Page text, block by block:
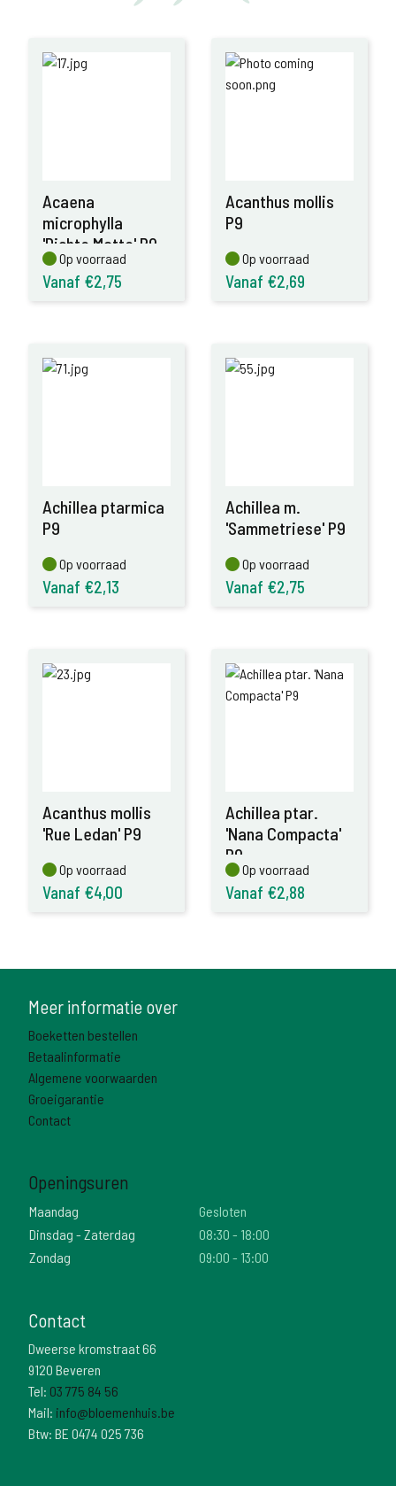
Acaena
microphylla
'Dichte Matte' P9
Op voorraad
Op voorraad
Vanaf €2,75
Acanthus mollis
P9
Op voorraad
Op voorraad
Vanaf €2,69
Achillea ptarmica
P9
Op voorraad
Op voorraad
Vanaf €2,13
Achillea m.
'Sammetriese' P9
Op voorraad
Op voorraad
Vanaf €2,75
Acanthus mollis
'Rue Ledan' P9
Op voorraad
Op voorraad
Vanaf €4,00
Achillea ptar.
'Nana Compacta'
P9
Op voorraad
Op voorraad
Vanaf €2,88
Meer informatie over
Boeketten bestellen
Betaalinformatie
Algemene voorwaarden
Groeigarantie
Contact
Openingsuren
Maandag
Gesloten
Dinsdag - Zaterdag
08:30 - 18:00
Zondag
09:00 - 13:00
Contact
Dweerse kromstraat 66
9120 Beveren
Tel: 03 775 84 56
Mail: info@bloemenhuis.be
Btw: BE 0474 025 736